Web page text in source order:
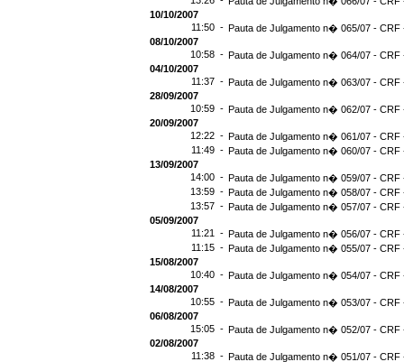
10/10/2007
11:50 - Pauta de Julgamento n� 065/07 - CRF
08/10/2007
10:58 - Pauta de Julgamento n� 064/07 - CRF
04/10/2007
11:37 - Pauta de Julgamento n� 063/07 - CRF
28/09/2007
10:59 - Pauta de Julgamento n� 062/07 - CRF
20/09/2007
12:22 - Pauta de Julgamento n� 061/07 - CRF
11:49 - Pauta de Julgamento n� 060/07 - CRF
13/09/2007
14:00 - Pauta de Julgamento n� 059/07 - CRF
13:59 - Pauta de Julgamento n� 058/07 - CRF
13:57 - Pauta de Julgamento n� 057/07 - CRF
05/09/2007
11:21 - Pauta de Julgamento n� 056/07 - CRF
11:15 - Pauta de Julgamento n� 055/07 - CRF
15/08/2007
10:40 - Pauta de Julgamento n� 054/07 - CRF
14/08/2007
10:55 - Pauta de Julgamento n� 053/07 - CRF
06/08/2007
15:05 - Pauta de Julgamento n� 052/07 - CRF
02/08/2007
11:38 - Pauta de Julgamento n� 051/07 - CRF